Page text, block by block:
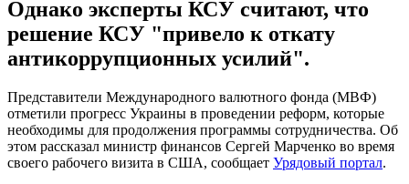
Однако эксперты КСУ считают, что
решение КСУ "привело к откату
антикоррупционных усилий".
Представители Международного валютного фонда (МВФ)
отметили прогресс Украины в проведении реформ, которые
необходимы для продолжения программы сотрудничества. Об
этом рассказал министр финансов Сергей Марченко во время
своего рабочего визита в США, сообщает Урядовый портал.